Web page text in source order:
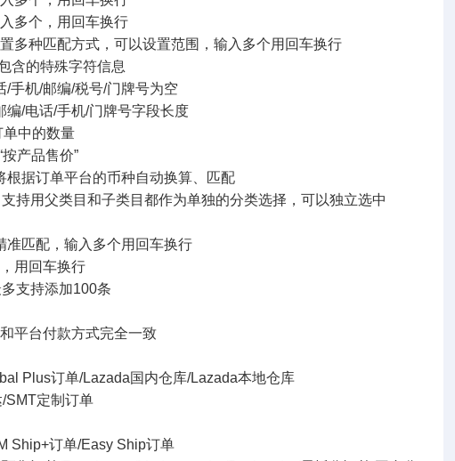
多个，用回车换行
多种匹配方式，可以设置范围，输入多个用回车换行
含的特殊字符信息
手机/邮编/税号/门牌号为空
/电话/手机/门牌号字段长度
中的数量
产品售价”
台的币种自动换算、匹配
持用父类目和子类目都作为单独的分类选择，可以独立选中
准匹配，输入多个用回车换行
用回车换行
支持添加100条
平台付款方式完全一致
/Lazada国内仓库/Lazada本地仓库
定制订单
订单/Easy Ship订单